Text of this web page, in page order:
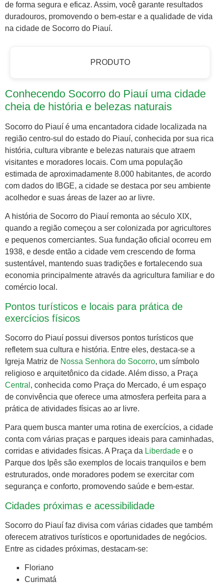
de forma segura e eficaz. Assim, você garante resultados
duradouros, promovendo o bem-estar e a qualidade de vida
na cidade de Socorro do Piauí.
PRODUTO
Conhecendo Socorro do Piauí uma cidade
cheia de história e belezas naturais
Socorro do Piauí é uma encantadora cidade localizada na
região centro-sul do estado do Piauí, conhecida por sua rica
história, cultura vibrante e belezas naturais que atraem
visitantes e moradores locais. Com uma população
estimada de aproximadamente 8.000 habitantes, de acordo
com dados do IBGE, a cidade se destaca por seu ambiente
acolhedor e suas áreas de lazer ao ar livre.
A história de Socorro do Piauí remonta ao século XIX,
quando a região começou a ser colonizada por agricultores
e pequenos comerciantes. Sua fundação oficial ocorreu em
1938, e desde então a cidade vem crescendo de forma
sustentável, mantendo suas tradições e fortalecendo sua
economia principalmente através da agricultura familiar e do
comércio local.
Pontos turísticos e locais para prática de
exercícios físicos
Socorro do Piauí possui diversos pontos turísticos que
refletem sua cultura e história. Entre eles, destaca-se a
Igreja Matriz de Nossa Senhora do Socorro, um símbolo
religioso e arquitetônico da cidade. Além disso, a Praça
Central , conhecida como Praça do Mercado, é um espaço
de convivência que oferece uma atmosfera perfeita para a
prática de atividades físicas ao ar livre.
Para quem busca manter uma rotina de exercícios, a cidade
conta com várias praças e parques ideais para caminhadas,
corridas e atividades físicas. A Praça da Liberdade e o
Parque dos Ipês são exemplos de locais tranquilos e bem
estruturados, onde moradores podem se exercitar com
segurança e conforto, promovendo saúde e bem-estar.
Cidades próximas e acessibilidade
Socorro do Piauí faz divisa com várias cidades que também
oferecem atrativos turísticos e oportunidades de negócios.
Entre as cidades próximas, destacam-se:
Floriano
Curimatá